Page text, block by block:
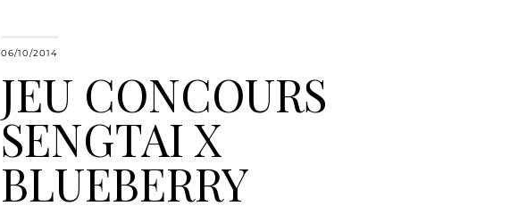
06/10/2014
JEU CONCOURS
SENGTAI X
BLUEBERRY